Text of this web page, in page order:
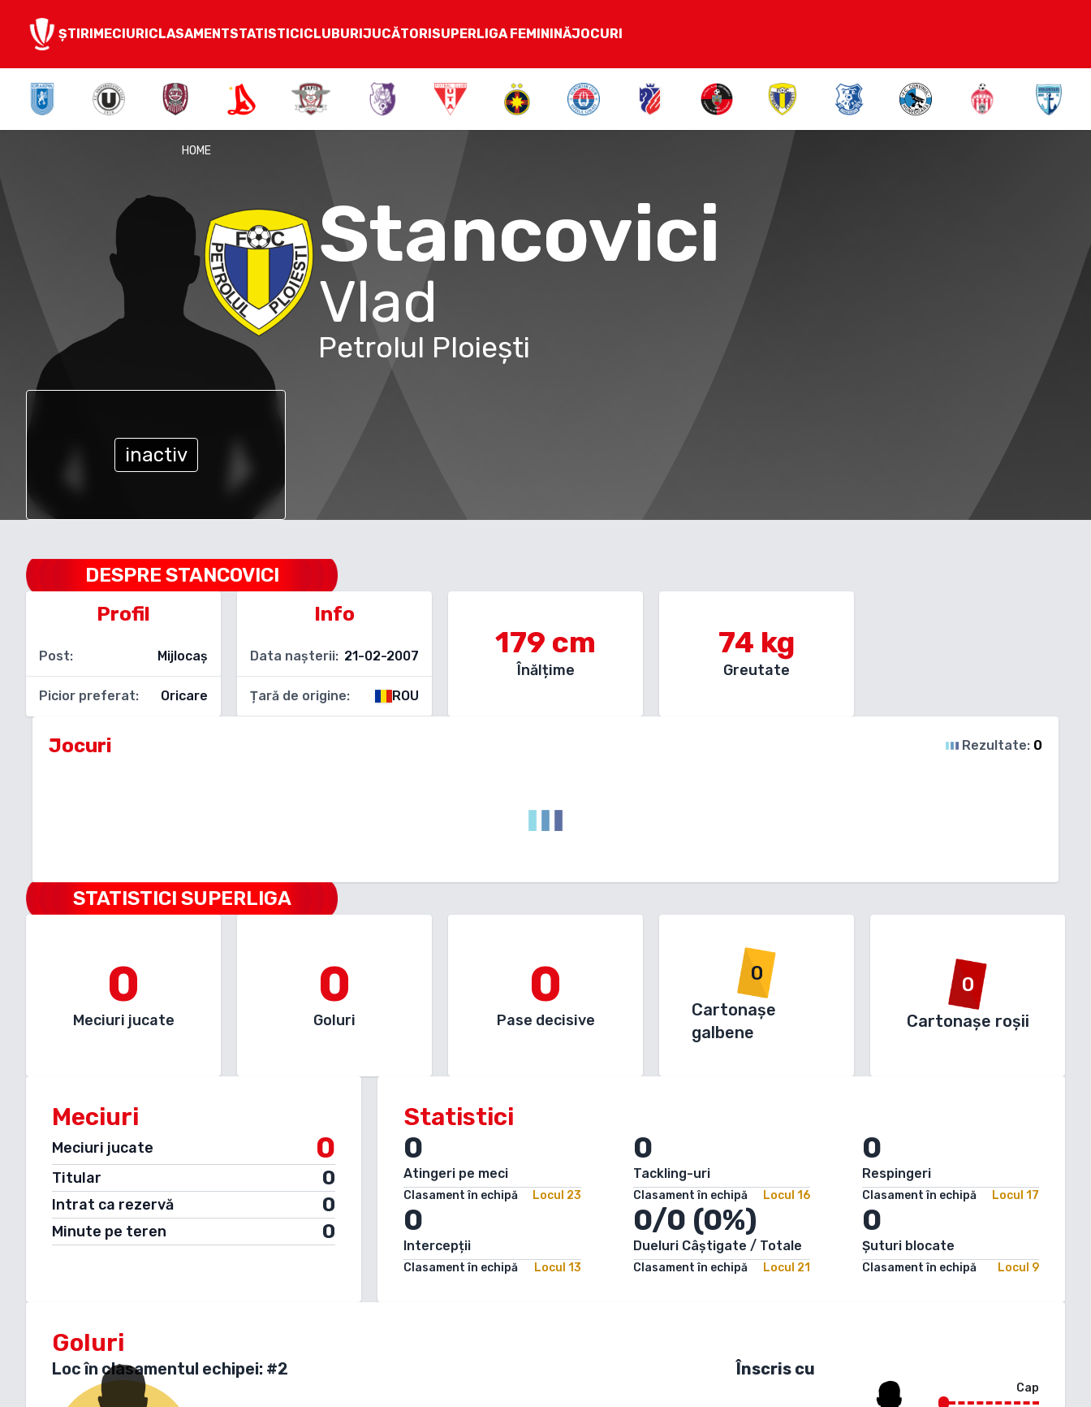
ȘTIRIMECIURICLASAMENTSTATISTICICLUBURIJUCĂTORISUPERLIGA FEMININĂJOCURI
HOME
inactiv
Stancovici
Vlad
Petrolul Ploiești
DESPRE STANCOVICI
Profil
Post: Mijlocaș
Picior preferat: Oricare
Info
Data nașterii: 21-02-2007
Țară de origine: ROU
179 cm
Înălțime
74 kg
Greutate
Jocuri Rezultate: 0
STATISTICI SUPERLIGA
0
Meciuri jucate
0
Goluri
0
Pase decisive
0
Cartonașe
galbene
0
Cartonașe roșii
Meciuri
Meciuri jucate 0
Titular 0
Intrat ca rezervă 0
Minute pe teren 0
Statistici
0
Atingeri pe meci
Clasament în echipă Locul 23
0
Tackling-uri
Clasament în echipă Locul 16
0
Respingeri
Clasament în echipă Locul 17
0
Intercepții
Clasament în echipă Locul 13
0/0 (0%)
Dueluri Câștigate / Totale
Clasament în echipă Locul 21
0
Șuturi blocate
Clasament în echipă Locul 9
Goluri
Loc în clasamentul echipei: #2 Înscris cu
Cap